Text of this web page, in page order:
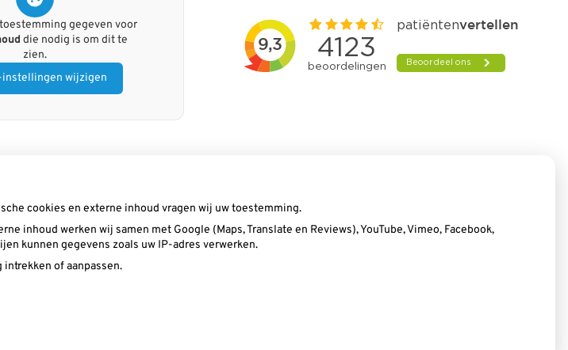
gegeven voor
die nodig is om dit te
zien.
instellingen wijzigen
cookies en externe inhoud vragen wij uw toestemming.
inhoud werken wij samen met Google (Maps, Translate en Reviews), YouTube, Vimeo, Facebook,
kunnen gegevens zoals uw IP-adres verwerken.
of aanpassen.